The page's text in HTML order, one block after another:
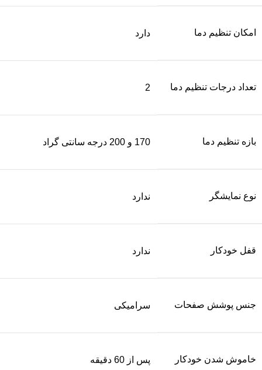
امکان تنظیم دما دارد
تعداد درجات تنظیم دما 2
بازه تنظیم دما 170 و 200 درجه سانتی گراد
نوع نمایشگر ندارد
قفل خودکار ندارد
جنس پوشش صفحات سرامیکی
خاموش شدن خودکار پس از 60 دقیقه